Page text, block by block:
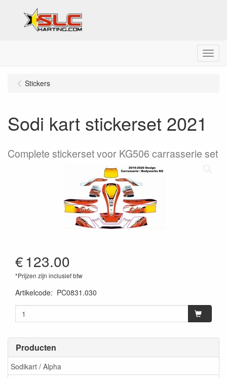
Menu
Producten
Sodikart / Alpha
Stickers
Sodi kart stickerset 2021
Complete stickerset voor KG506 carrasserie set
€123.00
*Prijzen zijn inclusief btw
Artikelcode: PC0831.030